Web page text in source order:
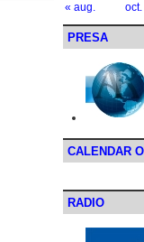
« aug.
PRESA
CALENDAR
RADIO